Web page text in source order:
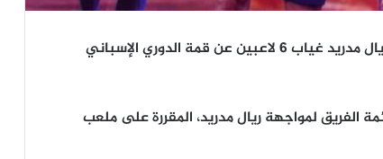
شهدت قائمة برشلونة لمباراة “كلاسيكو الأرض” أمام ريال مدريد غياب 6 لاعبين عن قمة الدوري الإسباني
الفريق لمواجهة ريال مدريد، المقررة على ملعب